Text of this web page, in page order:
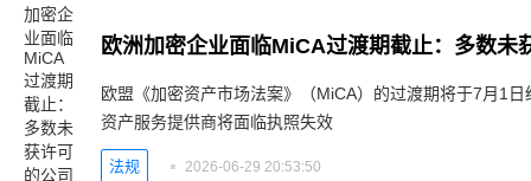
欧洲加密企业面临MiCA过渡期截止：多数未
欧盟《加密资产市场法案》（MiCA）的过渡期将于7月1
资产服务提供商将面临执照失效
法规 2026-06-29 20:53:50